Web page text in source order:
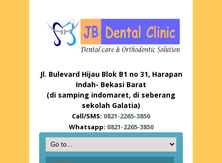
Jl. Bulevard Hijau Blok B1 no 31, Harapan
Indah- Bekasi Barat
(di samping indomaret, di seberang
sekolah Galatia)
Call/SMS: 0821-2265-3850
Whatsapp: 0821-2265-3850